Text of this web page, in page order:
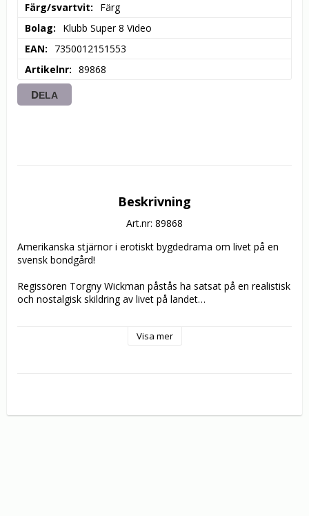
Färg/svartvit
Färg
Bolag
Klubb Super 8 Video
EAN
7350012151553
Artikelnr
89868
DELA
Beskrivning
Art.nr: 89868
Amerikanska stjärnor i erotiskt bygdedrama om livet på en
svensk bondgård!
Regissören Torgny Wickman påstås ha satsat på en realistisk
och nostalgisk skildring av livet på landet…
som skickas för utbildning hos den erfarne godsägaren
stallflicka, danska Anne Magle (I skorpionens tecken)spelar
Visa mer